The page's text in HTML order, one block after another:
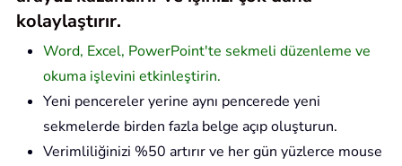
kolaylaştırır.
Word, Excel, PowerPoint'te sekmeli düzenleme ve
okuma işlevini etkinleştirin.
Yeni pencereler yerine aynı pencerede yeni
sekmelerde birden fazla belge açıp oluşturun.
Verimliliğinizi %50 artırır ve her gün yüzlerce mouse